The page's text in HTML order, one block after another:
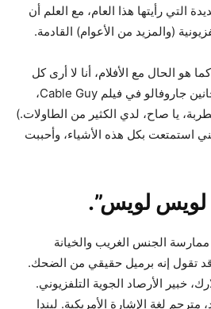
التي رأيتها هذا العام، مع العلم أن
(والمزيد من الأعوام) القادمة.
هو الحال مع الأفلام، أنا لا أرى كل
شيء. (كما تقول العظيمة جانين جاروفالو في فيلم Cable Guy،
يا صاح، لدي الكثير من الطاولات.)
استمتعت بكل هذه الأشياء، وأحببت
الجنس الغريب والخيانة
قد تقول إنه برميل حقيقي من الضحك.
خبير الأرصاد الجوية التلفزيوني.
مترجم لغة الإشارة الأمريكية. ليندا